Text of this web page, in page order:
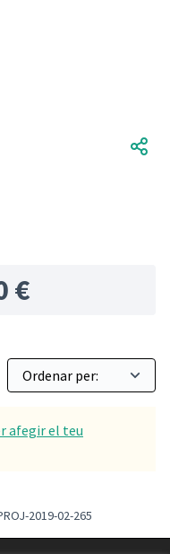
€
afegir el teu
2019-02-265